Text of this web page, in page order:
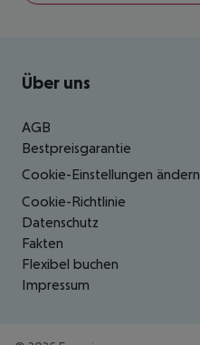
Footer navigation
Über uns
AGB
Bestpreisgarantie
Cookie-Einstellungen ändern
Cookie-Richtlinie
Datenschutz
Fakten
Flexibel buchen
Impressum